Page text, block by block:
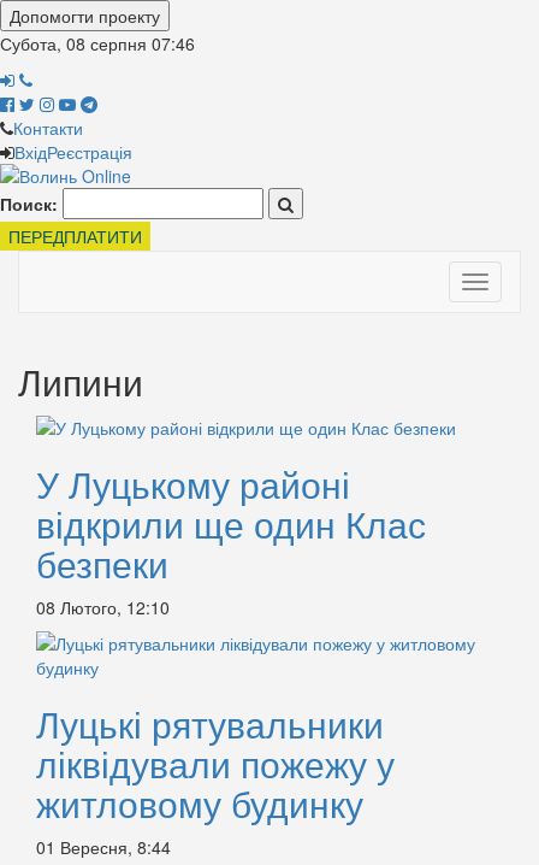
Допомогти проекту
Субота, 08 серпня 07:46
Контакти
ВхідРеєстрація
Поиск:
ПЕРЕДПЛАТИТИ
Toggle
Липини
У Луцькому районі
відкрили ще один Клас
безпеки
08 Лютого, 12:10
Луцькі рятувальники
ліквідували пожежу у
житловому будинку
01 Вересня, 8:44